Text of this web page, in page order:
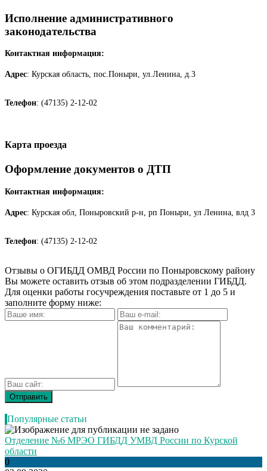
Исполнение административного
законодательства
Контактная информация:
Адрес: Курская область, пос.Поныри, ул.Ленина, д.3
Телефон: (47135) 2-12-02
Карта проезда
Оформление документов о ДТП
Контактная информация:
Адрес: Курская обл, Поныровский р-н, рп Поныри, ул Ленина, влд 3
Телефон: (47135) 2-12-02
Отзывы о ОГИБДД ОМВД России по Поныровскому району
Вы можете оставить отзыв об этом подразделении ГИБДД.
Для оценки работы госучреждения поставьте от 1 до 5 и
заполните форму ниже:
Популярные статьи
Отделение №6 МРЭО ГИБДД УМВД России по Курской
области
0